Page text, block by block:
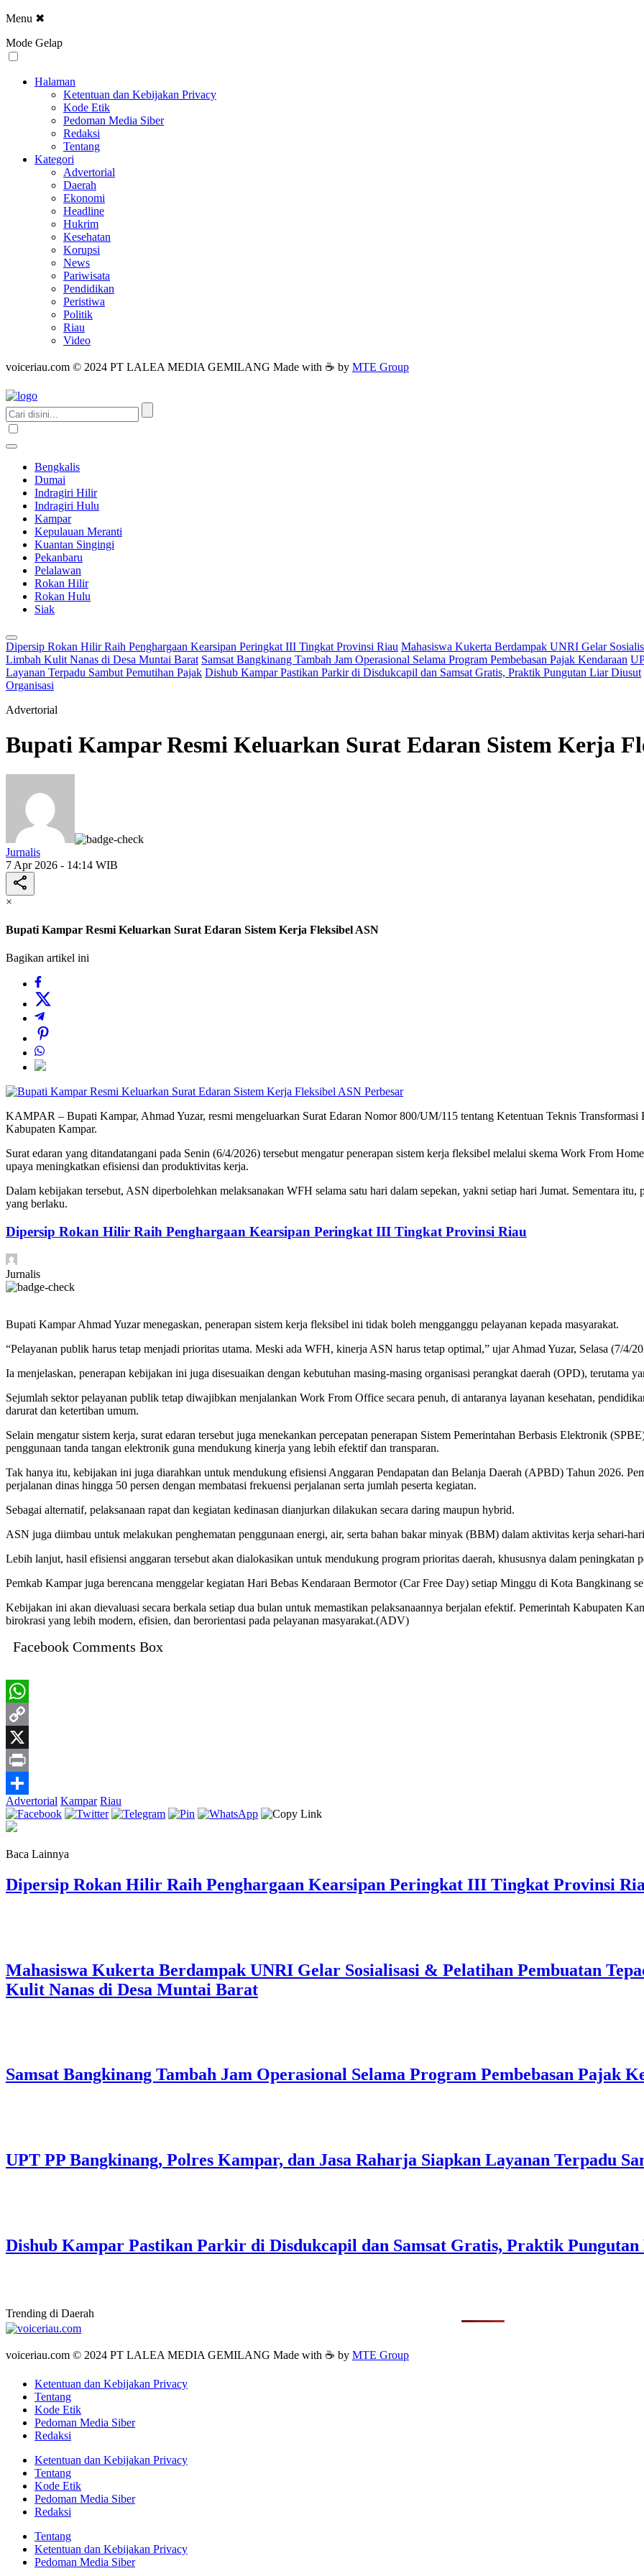
Menu ✖
Mode Gelap
Halaman
Ketentuan dan Kebijakan Privacy
Kode Etik
Pedoman Media Siber
Redaksi
Tentang
Kategori
Advertorial
Daerah
Ekonomi
Headline
Hukrim
Kesehatan
Korupsi
News
Pariwisata
Pendidikan
Peristiwa
Politik
Riau
Video
voiceriau.com © 2024 PT LALEA MEDIA GEMILANG Made with ☕ by MTE Group
Bengkalis
Dumai
Indragiri Hilir
Indragiri Hulu
Kampar
Kepulauan Meranti
Kuantan Singingi
Pekanbaru
Pelalawan
Rokan Hilir
Rokan Hulu
Siak
Dipersip Rokan Hilir Raih Penghargaan Kearsipan Peringkat III Tingkat Provinsi Riau Mahasiswa Kukerta Berdampak UNRI Gelar
Limbah Kulit Nanas di Desa Muntai Barat Samsat Bangkinang Tambah Jam Operasional Selama Program Pembebasan Pajak Kendaraan
Layanan Terpadu Sambut Pemutihan Pajak Dishub Kampar Pastikan Parkir di Disdukcapil dan Samsat Gratis, Praktik Pungutan Liar Diusut
Organisasi
Advertorial
Bupati Kampar Resmi Keluarkan Surat Edaran Sistem Kerja
Jurnalis
7 Apr 2026 - 14:14 WIB
×
Bupati Kampar Resmi Keluarkan Surat Edaran Sistem Kerja Fleksibel ASN
Bagikan artikel ini
Perbesar
KAMPAR – Bupati Kampar, Ahmad Yuzar, resmi mengeluarkan Surat Edaran Nomor 800/UM/115 tentang Ketentuan Teknis
Kabupaten Kampar.
Surat edaran yang ditandatangani pada Senin (6/4/2026) tersebut mengatur penerapan sistem kerja fleksibel melalui skema Work From
upaya meningkatkan efisiensi dan produktivitas kerja.
Dalam kebijakan tersebut, ASN diperbolehkan melaksanakan WFH selama satu hari dalam sepekan, yakni setiap hari Jumat. Sementara
yang berlaku.
Dipersip Rokan Hilir Raih Penghargaan Kearsipan Peringkat III Tingkat Provinsi Riau
Jurnalis
Bupati Kampar Ahmad Yuzar menegaskan, penerapan sistem kerja fleksibel ini tidak boleh mengganggu pelayanan kepada masyarakat.
“Pelayanan publik harus tetap menjadi prioritas utama. Meski ada WFH, kinerja ASN harus tetap optimal,” ujar Ahmad Yuzar, Selasa (7/4/
Ia menjelaskan, penerapan kebijakan ini juga disesuaikan dengan kebutuhan masing-masing organisasi perangkat daerah (OPD), terutama
Sejumlah sektor pelayanan publik tetap diwajibkan menjalankan Work From Office secara penuh, di antaranya layanan kesehatan,
darurat dan ketertiban umum.
Selain mengatur sistem kerja, surat edaran tersebut juga menekankan percepatan penerapan Sistem Pemerintahan Berbasis Elektronik
penggunaan tanda tangan elektronik guna mendukung kinerja yang lebih efektif dan transparan.
Tak hanya itu, kebijakan ini juga diarahkan untuk mendukung efisiensi Anggaran Pendapatan dan Belanja Daerah (APBD) Tahun 2026.
perjalanan dinas hingga 50 persen dengan membatasi frekuensi perjalanan serta jumlah peserta kegiatan.
Sebagai alternatif, pelaksanaan rapat dan kegiatan kedinasan dianjurkan dilakukan secara daring maupun hybrid.
ASN juga diimbau untuk melakukan penghematan penggunaan energi, air, serta bahan bakar minyak (BBM) dalam aktivitas kerja sehari-
Lebih lanjut, hasil efisiensi anggaran tersebut akan dialokasikan untuk mendukung program prioritas daerah, khususnya dalam peningkatan
Pemkab Kampar juga berencana menggelar kegiatan Hari Bebas Kendaraan Bermotor (Car Free Day) setiap Minggu di Kota Bangkinang
Kebijakan ini akan dievaluasi secara berkala setiap dua bulan untuk memastikan pelaksanaannya berjalan efektif. Pemerintah Kabupaten
birokrasi yang lebih modern, efisien, dan berorientasi pada pelayanan masyarakat.(ADV)
Facebook Comments Box
WhatsApp
Copy
Link
X
Print
Share
Advertorial Kampar Riau
Baca Lainnya
Dipersip Rokan Hilir Raih Penghargaan Kearsipan Peringkat III Tingkat Provinsi
Mahasiswa Kukerta Berdampak UNRI Gelar Sosialisasi & Pelatihan Pembuatan
Kulit Nanas di Desa Muntai Barat
Samsat Bangkinang Tambah Jam Operasional Selama Program Pembebasan Pajak
UPT PP Bangkinang, Polres Kampar, dan Jasa Raharja Siapkan Layanan Terpadu
Dishub Kampar Pastikan Parkir di Disdukcapil dan Samsat Gratis, Praktik
Trending di Daerah
voiceriau.com © 2024 PT LALEA MEDIA GEMILANG Made with ☕ by MTE Group
Ketentuan dan Kebijakan Privacy
Tentang
Kode Etik
Pedoman Media Siber
Redaksi
Ketentuan dan Kebijakan Privacy
Tentang
Kode Etik
Pedoman Media Siber
Redaksi
Tentang
Ketentuan dan Kebijakan Privacy
Pedoman Media Siber